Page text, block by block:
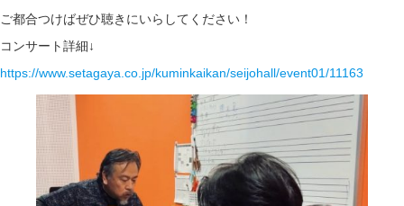
ご都合つけばぜひ聴きにいらしてください！
コンサート詳細↓
https://www.setagaya.co.jp/kuminkaikan/seijohall/event01/11163